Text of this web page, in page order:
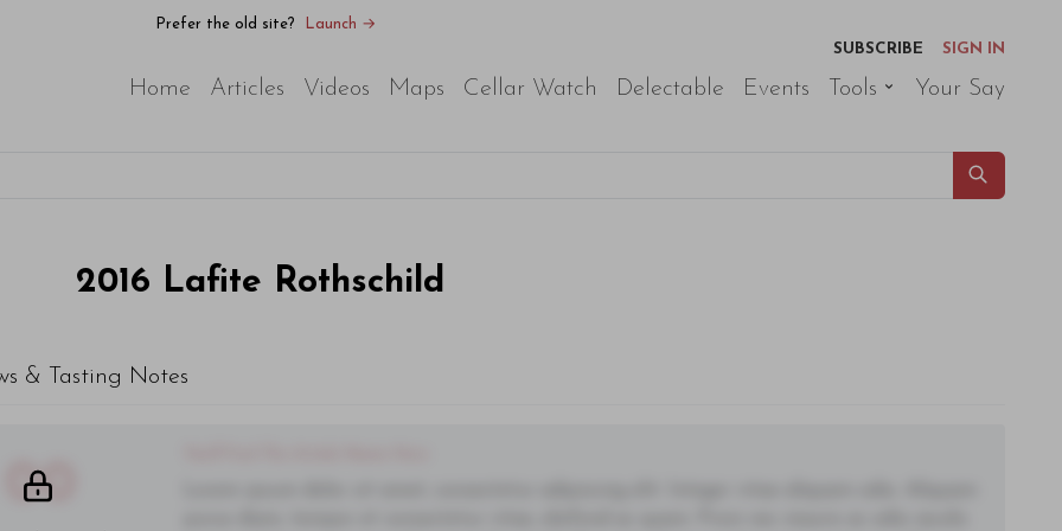
Prefer the old site?
Launch →
SUBSCRIBE
SIGN IN
Home Articles Videos Maps Cellar Watch Delectable Events Tools Your Say
2016 Lafite Rothschild
& Tasting Notes
00